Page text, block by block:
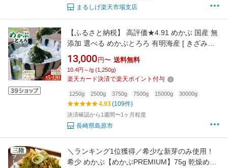
まるしげ楽天市場支店
【ふるさと納税】 高評価★4.91 めかぶ 国産 無
添加 選べる めかぶとろろ 有明海産 [ きざみめ
かぶ とろろ わかめ 海藻 無添加 冷凍 小分け チ
ューブ ご飯のお供 中田水産 長崎県 島原市
422037036] お中元 夏ギフト
13,000 円〜 送料無料
10.4円～/g (1,250g)
楽天カード決済で楽天ポイント付与
1250g 2500g 3750g 7500g 15000g 30000g
4.93(109件)
決済確認から1週間〜1ヶ月程度
長崎県島原市
＼ランキング1位獲得／希少な新芽のみ使用！
希少 めかぶ【めかぶPREMIUM】75g 乾燥めか